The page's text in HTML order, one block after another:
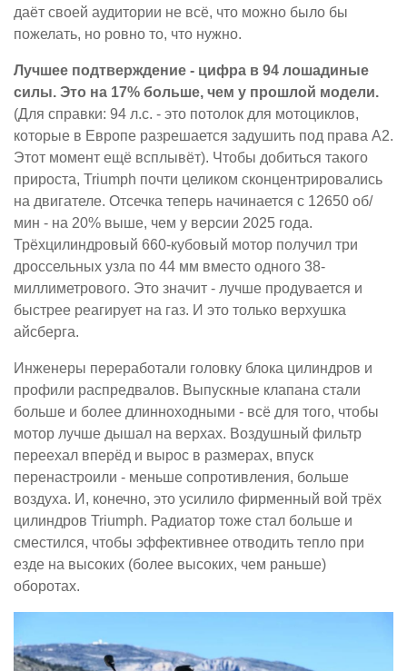
даёт своей аудитории не всё, что можно было бы
пожелать, но ровно то, что нужно.
Лучшее подтверждение - цифра в 94 лошадиные
силы. Это на 17% больше, чем у прошлой модели.
(Для справки: 94 л.с. - это потолок для мотоциклов,
которые в Европе разрешается задушить под права A2.
Этот момент ещё всплывёт). Чтобы добиться такого
прироста, Triumph почти целиком сконцентрировались
на двигателе. Отсечка теперь начинается с 12650 об/
мин - на 20% выше, чем у версии 2025 года.
Трёхцилиндровый 660-кубовый мотор получил три
дроссельных узла по 44 мм вместо одного 38-
миллиметрового. Это значит - лучше продувается и
быстрее реагирует на газ. И это только верхушка
айсберга.
Инженеры переработали головку блока цилиндров и
профили распредвалов. Выпускные клапана стали
больше и более длинноходными - всё для того, чтобы
мотор лучше дышал на верхах. Воздушный фильтр
переехал вперёд и вырос в размерах, впуск
перенастроили - меньше сопротивления, больше
воздуха. И, конечно, это усилило фирменный вой трёх
цилиндров Triumph. Радиатор тоже стал больше и
сместился, чтобы эффективнее отводить тепло при
езде на высоких (более высоких, чем раньше)
оборотах.